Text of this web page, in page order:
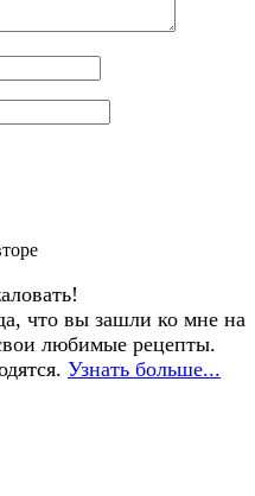
что вы зашли ко мне на
любимые рецепты.
Узнать больше...